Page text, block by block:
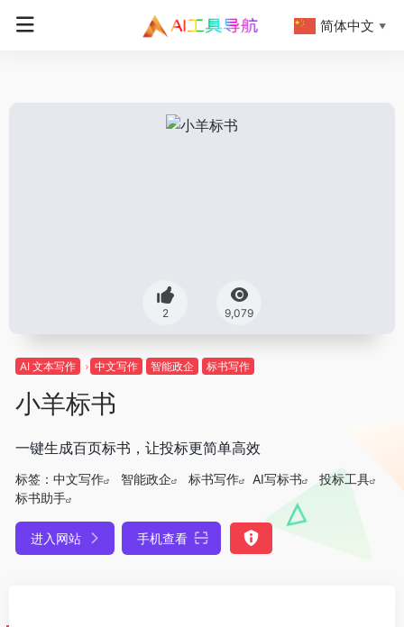
2 9,079
AI 文本写作 中文写作 智能政企 标书写作
小羊标书
一键生成百页标书，让投标更简单高效
标签： 中文写作 智能政企 标书写作 AI写标书
投标工具
标书助手
进入网站 手机查看
简体中文 ▼